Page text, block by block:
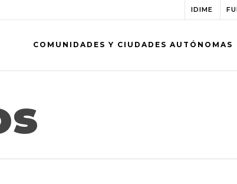
IDIME
COMUNIDADES Y CIUDADES AUTÓNOMAS